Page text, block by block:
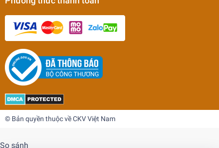
© Bản quyền thuộc về CKV Việt Nam
So sánh
undefined